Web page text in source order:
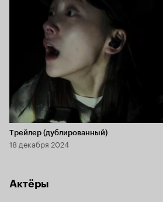
Длительность 2 мин
Трейлер (дублированный)
18 декабря 2024
Актёры